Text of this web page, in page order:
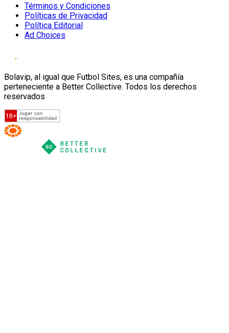
Términos y Condiciones
Políticas de Privacidad
Política Editorial
Ad Choices
Bolavip, al igual que Futbol Sites, es una compañía
perteneciente a Better Collective. Todos los derechos
reservados